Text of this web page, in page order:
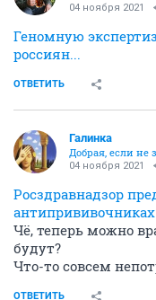
04 ноября 2021
Геномную
россиян...
ОТВЕТИТЬ
Галинка
Добрая, если не
04 ноября 2021
Росздравнадзор
Чё, теперь можно
будут?
Что-то совсем
ОТВЕТИТЬ